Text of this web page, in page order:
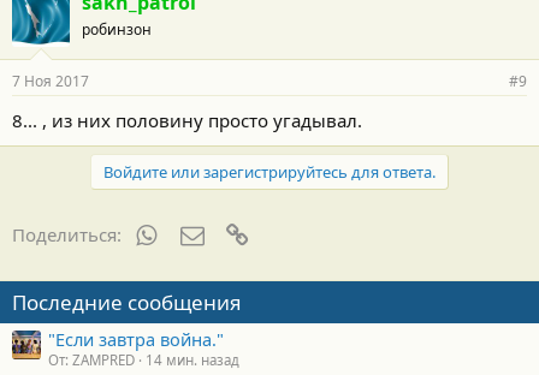
робинзон
7 Ноя 2017 #9
8... , из них половину просто угадывал.
Войдите или зарегистрируйтесь для ответа.
Поделиться: WhatsAppЭлектронная почта
Последние сообщения
"Если завтра война."
От: ZAMPRED 14 мин. назад